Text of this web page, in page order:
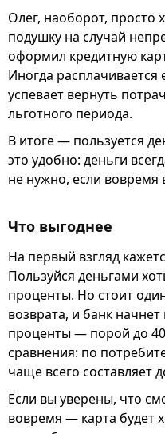
Олег, наоборот, просто
подушку на случай
оформил кредитную
Иногда расплачивается
успевает вернуть
льготного периода.
В итоге — пользуется
это удобно: деньги
не нужно, если вовремя
Что выгоднее
На первый взгляд
Пользуйся деньгами
проценты. Но стоит
возврата, и банк
проценты — порой до
сравнения: по
чаще всего составляет
Если вы уверены, что
вовремя — карта